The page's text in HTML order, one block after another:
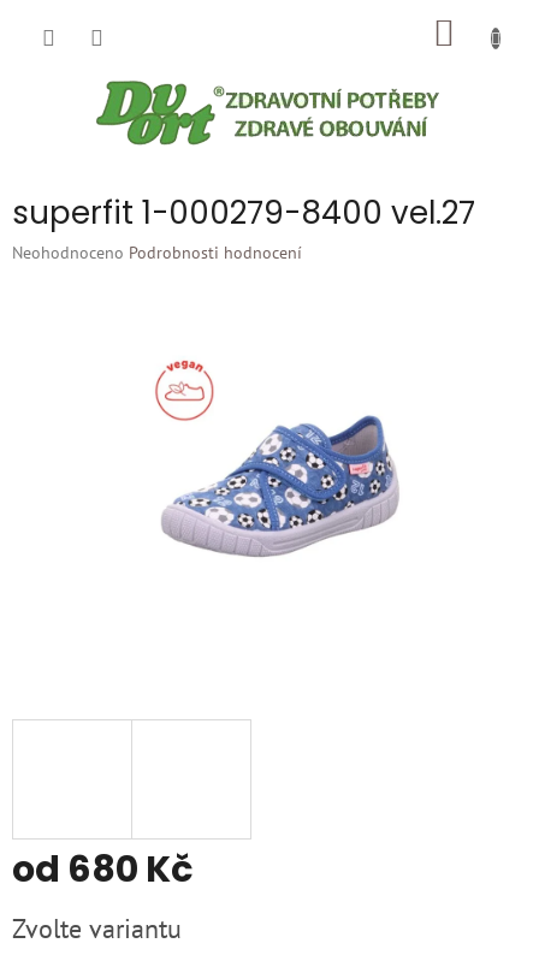
superfit 1-000279-8400 vel.27
Průměrné
Neohodnoceno Podrobnosti hodnocení
od 680 Kč
cena:
Zvolte variantu